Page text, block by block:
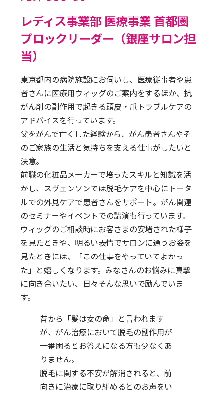
レディス事業部 医療事業 首都圏
ブロックリーダー（銀座サロン担
当）
東京都内の病院施設にお伺いし、医療従事者や患
者さんに医療用ウィッグのご案内をするほか、抗
がん剤の副作用で起きる頭皮・爪トラブルケアの
アドバイスを行っています。
父をがんで亡くした経験から、がん患者さんやそ
のご家族の生活と気持ちを支える仕事がしたいと
決意。
前職の化粧品メーカーで培ったスキルと知識を活
かし、スヴェンソンでは脱毛ケアを中心にトータ
ルでの外見ケアで患者さんをサポート。がん関連
のセミナーやイベントでの講演も行っています。
ウィッグのご相談時にお客さまの安堵された様子
を見たときや、明るい表情でサロンに通うお姿を
見たときには、「この仕事をやっていてよかっ
た」と嬉しくなります。みなさんのお悩みに真摯
に向き合いたい、日々そんな思いで励んでいま
す。
昔から「髪は女の命」と言われます
が、がん治療において脱毛の副作用が
一番困るとお答えになる方も少なくあ
りません。
脱毛に関する不安が解消されると、前
向きに治療に取り組めるとのお声をい